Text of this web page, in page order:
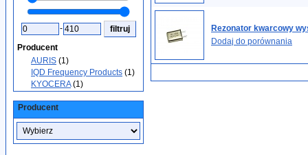
-
Producent
AURIS (1)
IQD Frequency Products (1)
KYOCERA(1)
Producent
Rezonator kwarcowy
Dodaj do porównania